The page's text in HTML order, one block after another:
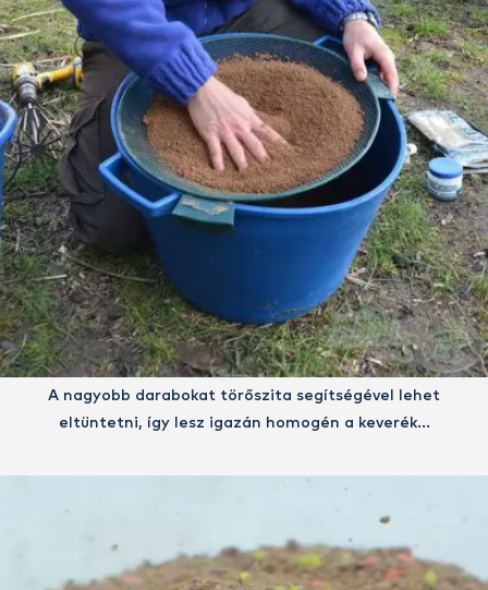
A nagyobb darabokat törőszita segítségével lehet
eltüntetni, így lesz igazán homogén a keverék…